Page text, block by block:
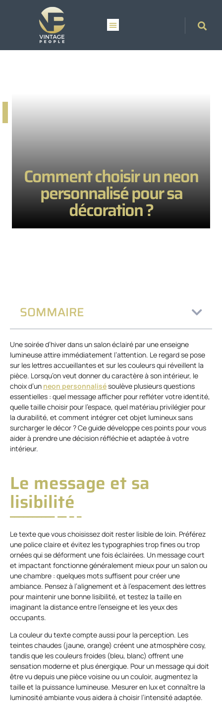
Comment choisir un neon
personnalisé pour sa
décoration ?
SOMMAIRE
Une soirée d’hiver dans un salon éclairé par une enseigne
lumineuse attire immédiatement l’attention. Le regard se pose
sur les lettres accueillantes et sur les couleurs qui réveillent la
pièce. Lorsqu’on veut donner du caractère à son intérieur, le
choix d’un neon personnalisésoulève plusieurs questions
essentielles : quel message afficher pour refléter votre identité,
quelle taille choisir pour l’espace, quel matériau privilégier pour
la durabilité, et comment intégrer cet objet lumineux sans
surcharger le décor ? Ce guide développe ces points pour vous
aider à prendre une décision réfléchie et adaptée à votre
intérieur.
Le message et sa
lisibilité
Le texte que vous choisissez doit rester lisible de loin. Préférez
une police claire et évitez les typographies trop fines ou trop
ornées qui se déforment une fois éclairées. Un message court
et impactant fonctionne généralement mieux pour un salon ou
une chambre : quelques mots suffisent pour créer une
ambiance. Pensez à l’alignement et à l’espacement des lettres
pour maintenir une bonne lisibilité, et testez la taille en
imaginant la distance entre l’enseigne et les yeux des
occupants.
La couleur du texte compte aussi pour la perception. Les
teintes chaudes (jaune, orange) créent une atmosphère cosy,
tandis que les couleurs froides (bleu, blanc) offrent une
sensation moderne et plus énergique. Pour un message qui doit
être vu depuis une pièce voisine ou un couloir, augmentez la
taille et la puissance lumineuse. Mesurer en lux et connaître la
luminosité ambiante vous aidera à choisir l’intensité adaptée.